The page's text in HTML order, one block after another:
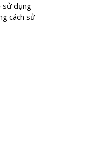
sử dụng
cách sử